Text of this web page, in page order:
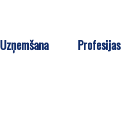
Uzņemšana Profesijas